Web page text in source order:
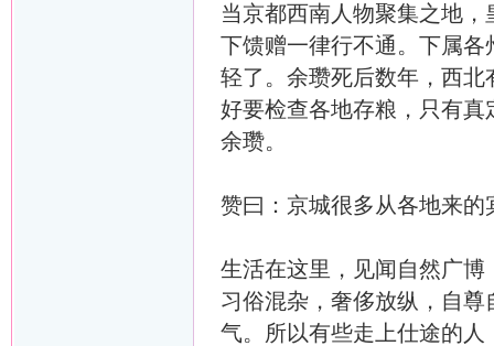
当京都西南人物聚集之地
下馈赠一律行不通。下属
轻了。余瓒死后数年，西
好要检查各地存粮，只有
余瓒。
赞曰：京城很多从各地来
生活在这里，见闻自然广
习俗混杂，奢侈放纵，自
气。所以有些走上仕途的